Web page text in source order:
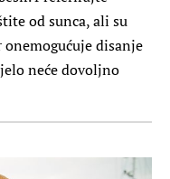
od sunca, ali su
disanje
neće dovoljno